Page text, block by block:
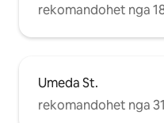
rekomandohet nga
Umeda St.
rekomandohet nga